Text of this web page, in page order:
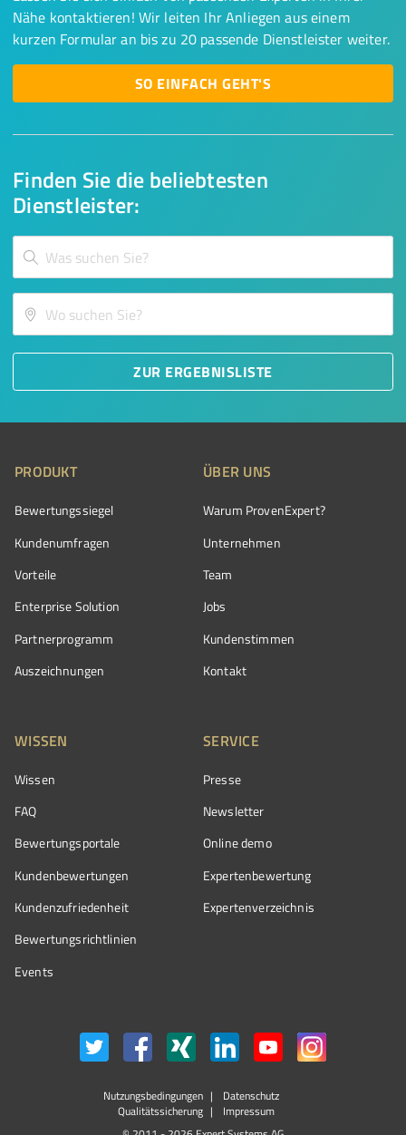
Finden Sie die beliebtesten
Dienstleister:
ZUR ERGEBNISLISTE
Nähe kontaktieren! Wir leiten Ihr Anliegen aus einem
kurzen Formular an bis zu 20 passende Dienstleister weiter.
SO EINFACH GEHT'S
PRODUKT
Bewertungssiegel
Kundenumfragen
Vorteile
Enterprise Solution
Partnerprogramm
Auszeichnungen
ÜBER UNS
Warum ProvenExpert?
Unternehmen
Team
Jobs
Kundenstimmen
Kontakt
WISSEN
Wissen
FAQ
Bewertungsportale
Kundenbewertungen
Kundenzufriedenheit
Bewertungs­richtlinien
Events
SERVICE
Presse
Newsletter
Online demo
Expertenbewertung
Expertenverzeichnis
Nutzungsbedingungen
Datenschutz
Qualitätssicherung
Impressum